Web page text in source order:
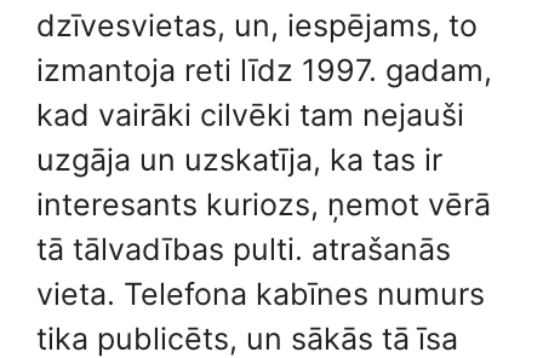
dzīvesvietas, un, iespējams, to
izmantoja reti līdz 1997. gadam,
kad vairāki cilvēki tam nejauši
uzgāja un uzskatīja, ka tas ir
interesants kuriozs, ņemot vērā
tā tālvadības pulti. atrašanās
vieta. Telefona kabīnes numurs
tika publicēts, un sākās tā īsa